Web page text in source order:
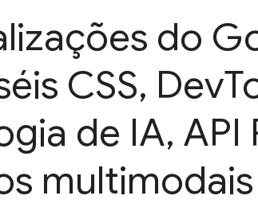
do
CSS, Dev
de IA, API